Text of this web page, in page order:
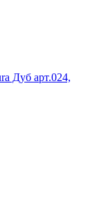
Дуб арт.024,